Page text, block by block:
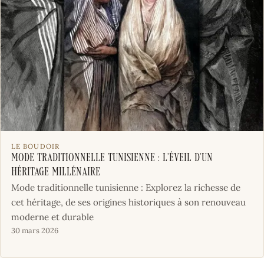
LE BOUDOIR
Mode Traditionnelle Tunisienne : L’Éveil d’un
Héritage Millénaire
Mode traditionnelle tunisienne : Explorez la richesse de
cet héritage, de ses origines historiques à son renouveau
moderne et durable
30 mars 2026